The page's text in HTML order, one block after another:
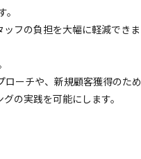
フの負担を大幅に軽減できま
ーチや、新規顧客獲得のため
の実践を可能にします。